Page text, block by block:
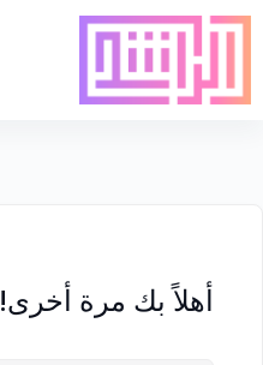
أهلاً بك مرة أخرى!